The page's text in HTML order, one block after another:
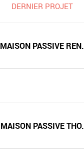
DERNIER PROJET
MAISON PASSIVE REN.
MAISON PASSIVE THO.